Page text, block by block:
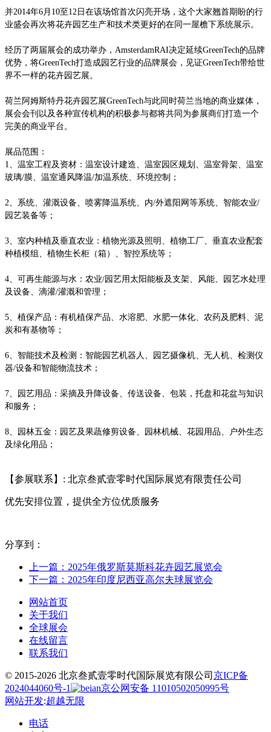
并2014年6月10至12日在该场馆首次闪亮开场，这个大家翘首期盼的行
业盛会再次将花卉园艺生产和技术类更好的在同一屋檐下系统展示。
经历了两届展会的成功举办， AmsterdamRAI决定延续GreenTech的品牌
优势，将GreenTech打造成园艺行业的品牌展会，见证GreenTech带给世
界不一样的花卉园艺展。
荷兰阿姆斯特丹花卉园艺展GreenTech与此同时荷兰当地的商业媒体，
展会会刊以及各种宣传机构的积极参与都将共同为参展商们打造一个
完美的商业平台。
展品范围：
1、温室工程及资材：温室设计建造、温室园区规划、温室骨架、温室
玻璃/膜、温室通风降温/加温系统、环境控制；
2、系统、灌溉设备、喷雾降温系统、内/外遮阳网等系统、智能农业/
园艺装备等；
3、室内种植及垂直农业：植物光源及照明、植物工厂、垂直农业配套
种植模组、植物生长柜（箱）、智控系统等；
4、可再生能源与水：农业/园艺用太阳能板及支架、风能、园艺水处理
及设备、滴灌/灌溉和管理；
5、植保产品：有机植保产品、水溶肥、水肥一体化、农药及肥料、泥
炭和有基物等；
6、智能技术及检测：智能园艺机器人、园艺摄像机、无人机、检测仪
器/设备和智能物流技术；
7、园艺用品：采摘及升降设备、传送设备、包装，托盘和花盆与知识
和服务；
8、园林五金：园艺及果蔬修剪设备、园林机械、花园用品、户外生态
及绿化用品；
【参展联系】: 北京叁贰壹零时代国际展览有限责任公司
优先安排位置，提供全方位优质服务
分享到：
上一篇：2025年俄罗斯莫斯科花卉园艺展览会
下一篇：2025年印度尼西亚高尔夫球展览会
网站首页
关于我们
全球展会
在线留言
联系我们
© 2015-2026 北京叁贰壹零时代国际展览有限公司 京ICP备
2024044060号-1
京公网安备 11010502050995号
网站开发:超越无限
电话